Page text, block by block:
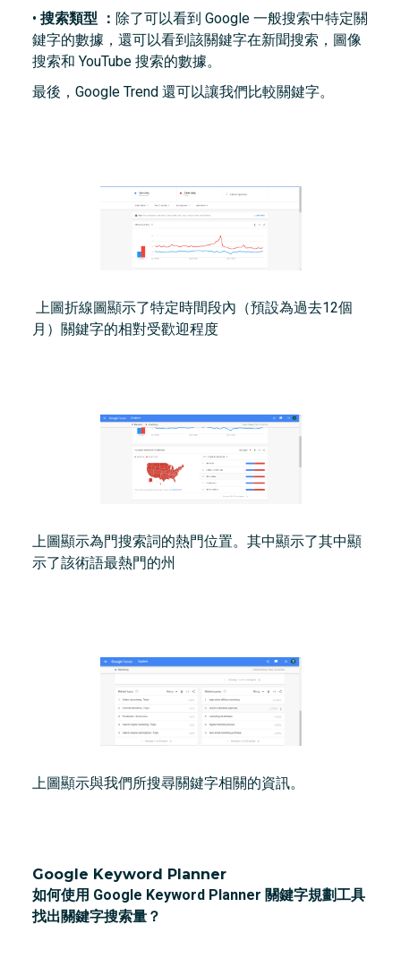
• 搜索類型 ： 除了可以看到 Google 一般搜索中特定關
鍵字的數據，還可以看到該關鍵字在新聞搜索，圖像
搜索和 YouTube 搜索的數據。
最後，Google Trend 還可以讓我們比較關鍵字。
上圖折線圖顯示了特定時間段內（預設為過去12個
月）關鍵字的相對受歡迎程度
上圖顯示為門搜索詞的熱門位置。其中顯示了其中顯
示了該術語最熱門的州
上圖顯示與我們所搜尋關鍵字相關的資訊。
Google Keyword Planner
如何使用 Google Keyword Planner 關鍵字規劃工具
找出關鍵字搜索量？